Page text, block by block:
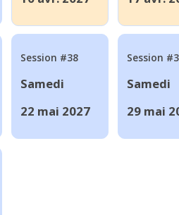
Session #38
Samedi
22 mai 2027
Session
Samedi
29 mai